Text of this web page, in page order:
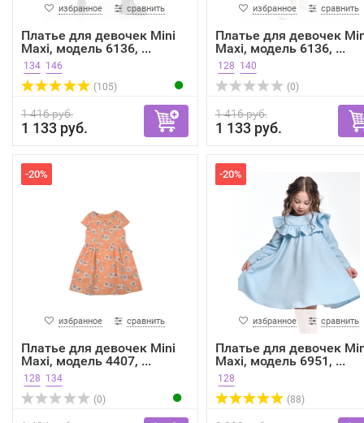
избранное сравнить
Платье для девочек Mini
Maxi, модель 6136, ...
134 146
(105)
1 416 руб.
1 133 руб.
избранное сравнить
Платье для девочек
Maxi, модель 6136, ...
128 140
(0)
1 416 руб.
1 133 руб.
-20%
избранное сравнить
Платье для девочек Mini
Maxi, модель 4407, ...
128 134
(0)
-20%
избранное сравнить
Платье для девочек
Maxi, модель 6951, ...
128
(88)